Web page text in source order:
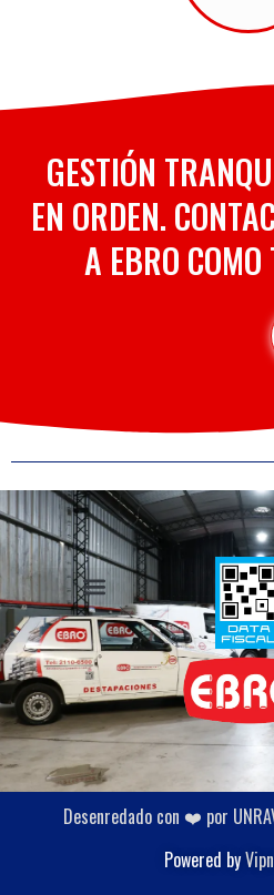
GESTIÓN
EN ORDEN.
A EBRO
Desenredado con ❤️ por
Powered by